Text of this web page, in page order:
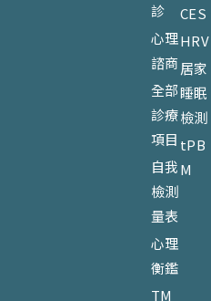
診
心理
諮商
全部
診療
項目
自我
檢測
量表
心理
衡鑑
TM
CES
HRV
居家
睡眠
檢測
tPB
M